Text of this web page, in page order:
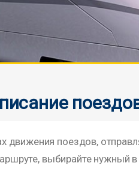
поездов,
выбирайте нужный в